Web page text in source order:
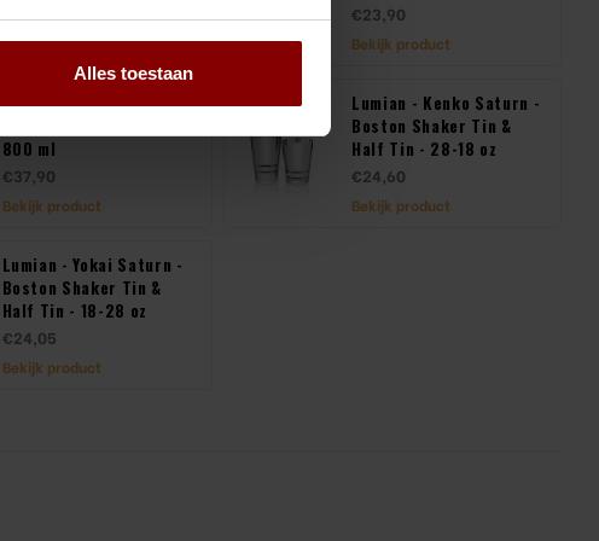
Alles toestaan
€23,90
Bekijk product
Bar Professional -
800 ml
€37,90
Bekijk product
Lumian - Kenko Saturn -
Boston Shaker Tin &
Half Tin - 28-18 oz
€24,60
Bekijk product
Lumian - Yokai Saturn -
Boston Shaker Tin &
Half Tin - 18-28 oz
€24,05
Bekijk product